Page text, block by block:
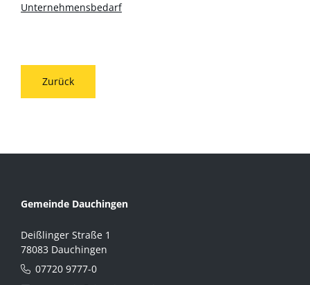
Unternehmensbedarf
Zurück
Gemeinde Dauchingen
Deißlinger Straße 1
78083 Dauchingen
07720 9777-0